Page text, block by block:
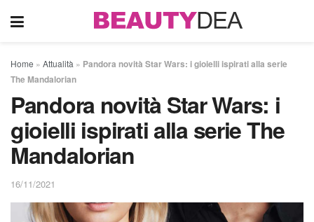
Home » Attualità » Pandora novità Star Wars: i gioielli ispirati alla serie
The Mandalorian
Pandora novità Star Wars: i
gioielli ispirati alla serie The
Mandalorian
16/11/2021